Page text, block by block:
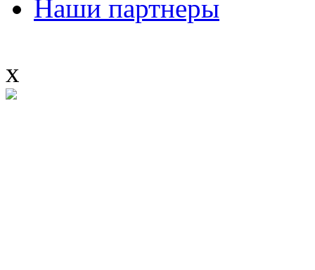
Наши партнеры
x